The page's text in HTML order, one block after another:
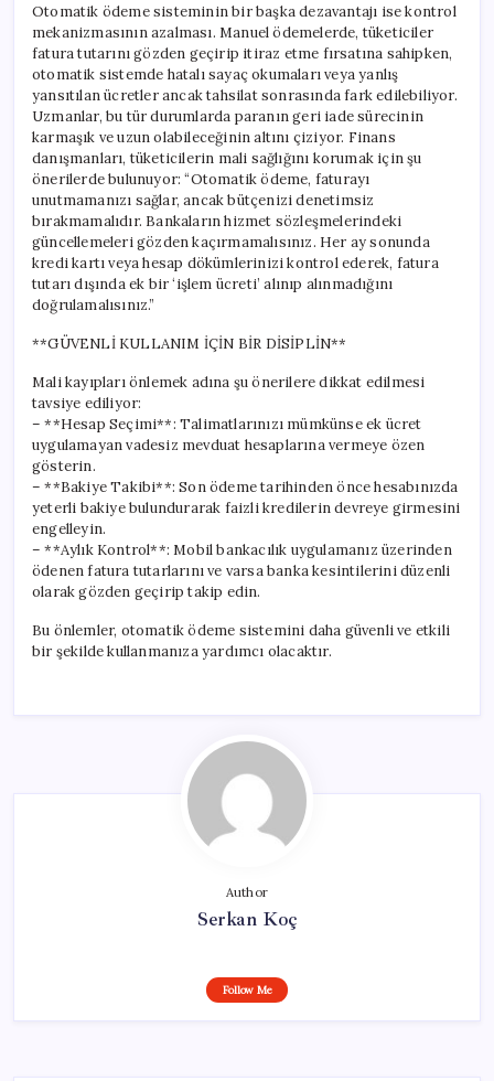
Otomatik ödeme sisteminin bir başka dezavantajı ise kontrol
mekanizmasının azalması. Manuel ödemelerde, tüketiciler
fatura tutarını gözden geçirip itiraz etme fırsatına sahipken,
otomatik sistemde hatalı sayaç okumaları veya yanlış
yansıtılan ücretler ancak tahsilat sonrasında fark edilebiliyor.
Uzmanlar, bu tür durumlarda paranın geri iade sürecinin
karmaşık ve uzun olabileceğinin altını çiziyor. Finans
danışmanları, tüketicilerin mali sağlığını korumak için şu
önerilerde bulunuyor: “Otomatik ödeme, faturayı
unutmamanızı sağlar, ancak bütçenizi denetimsiz
bırakmamalıdır. Bankaların hizmet sözleşmelerindeki
güncellemeleri gözden kaçırmamalısınız. Her ay sonunda
kredi kartı veya hesap dökümlerinizi kontrol ederek, fatura
tutarı dışında ek bir ‘işlem ücreti’ alınıp alınmadığını
doğrulamalısınız.”
**GÜVENLİ KULLANIM İÇİN BİR DİSİPLİN**
Mali kayıpları önlemek adına şu önerilere dikkat edilmesi
tavsiye ediliyor:
– **Hesap Seçimi**: Talimatlarınızı mümkünse ek ücret
uygulamayan vadesiz mevduat hesaplarına vermeye özen
gösterin.
– **Bakiye Takibi**: Son ödeme tarihinden önce hesabınızda
yeterli bakiye bulundurarak faizli kredilerin devreye girmesini
engelleyin.
– **Aylık Kontrol**: Mobil bankacılık uygulamanız üzerinden
ödenen fatura tutarlarını ve varsa banka kesintilerini düzenli
olarak gözden geçirip takip edin.
Bu önlemler, otomatik ödeme sistemini daha güvenli ve etkili
bir şekilde kullanmanıza yardımcı olacaktır.
Author
Serkan Koç
Follow Me